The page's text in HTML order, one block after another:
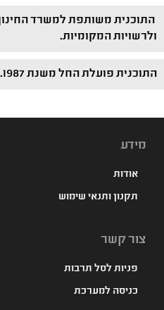
התוכנית משותפת למשרד
ולרשויות המקומיות.
התוכנית פועלת החל משנת 1987.
מידע
אודות
תקנון ותנאי שימוש
צור קשר
פניות לסל תרבות
כניסה למערכת